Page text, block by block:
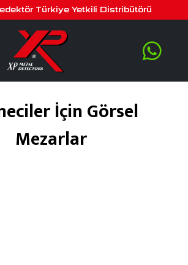
Türkiye Yetkili Distribütörü
İçin Görsel
Mezarlar